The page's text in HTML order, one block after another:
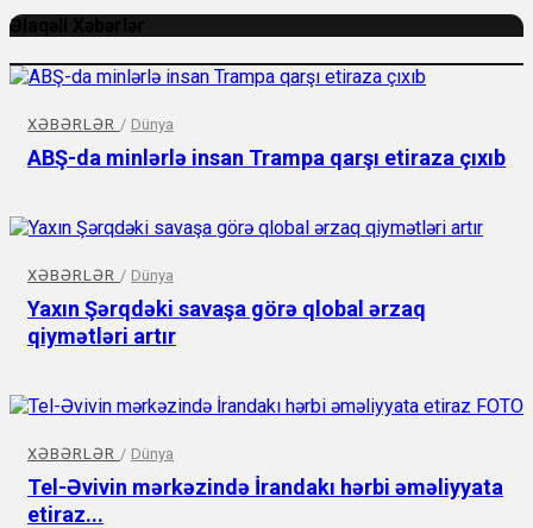
Əlaqəli Xəbərlər
XƏBƏRLƏR / Dünya
ABŞ-da minlərlə insan Trampa qarşı etiraza çıxıb
XƏBƏRLƏR / Dünya
Yaxın Şərqdəki savaşa görə qlobal ərzaq
qiymətləri artır
XƏBƏRLƏR / Dünya
Tel-Əvivin mərkəzində İrandakı hərbi əməliyyata
etiraz...